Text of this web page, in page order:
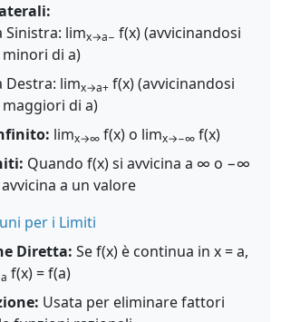
Sinistra: limx→a− f(x) (avvicinandosi
di a)
Destra: limx→a+ f(x) (avvicinandosi
di a)
limx→∞ f(x) o limx→−∞ f(x)
Quando f(x) si avvicina a ∞ o −∞
a un valore
per i Limiti
Diretta: Se f(x) è continua in x = a,
f(x) = f(a)
Usata per eliminare fattori